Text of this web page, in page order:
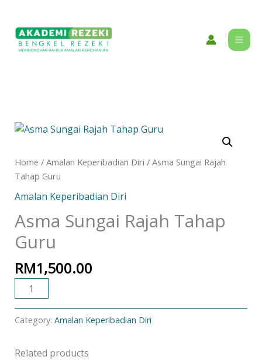
content
Home / Amalan Keperibadian Diri / Asma Sungai Rajah
Tahap Guru
Amalan Keperibadian Diri
Asma Sungai Rajah Tahap
Guru
RM1,500.00
Asma
Rajah
Tahap
Guru
quantity
Category: Amalan Keperibadian Diri
Related products